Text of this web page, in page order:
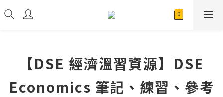
【DSE 經濟溫習資源】DSE
Economics 筆記、練習、參考